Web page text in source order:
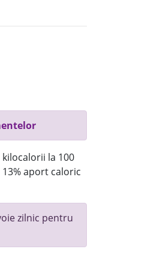
la 100
aport caloric
zilnic pentru